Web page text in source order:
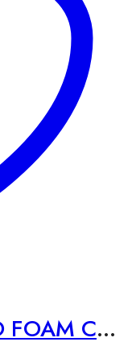
DOUBLE SHOT OIL TO FOAM CLEANSER – 200ml